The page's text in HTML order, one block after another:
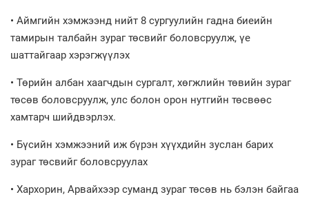
• Аймгийн хэмжээнд нийт 8 сургуулийн гадна биеийн
тамирын талбайн зураг төсвийг боловсруулж, үе
шаттайгаар хэрэгжүүлэх
• Төрийн албан хаагчдын сургалт, хөгжлийн төвийн зураг
төсөв боловсруулж, улс болон орон нутгийн төсвөөс
хамтарч шийдвэрлэх.
• Бүсийн хэмжээний иж бүрэн хүүхдийн зуслан барих
зураг төсвийг боловсруулах
• Хархорин, Арвайхээр суманд зураг төсөв нь бэлэн байгаа